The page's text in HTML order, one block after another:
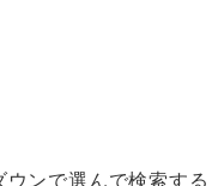
ンで選んで検索す